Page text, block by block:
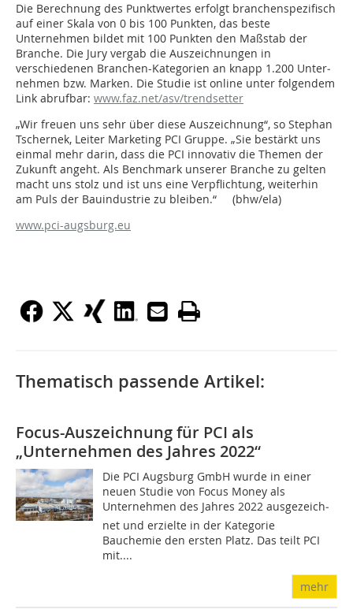
Die Berechnung des Punktwertes erfolgt bran­chenspezifisch
auf einer Skala von 0 bis 100 Punkten, das beste
Unternehmen bildet mit 100 Punkten den Maßstab der
Branche. Die Jury vergab die Aus­zeichnungen in
verschiedenen Branchen-Kategorien an knapp 1.200 Unter­
nehmen bzw. Marken. Die Studie ist online unter folgendem
Link abrufbar: www.faz.net/asv/trendsetter
„Wir freuen uns sehr über diese Auszeichnung“, so Stephan
Tschernek, Leiter Marketing PCI Gruppe. „Sie bestärkt uns
einmal mehr darin, dass die PCI innovativ die Themen der
Zukunft angeht. Als Benchmark unserer Branche zu gelten
macht uns stolz und ist uns eine Verpflichtung, weiterhin
am Puls der Bauindustrie zu bleiben.“ (bhw/ela)
www.pci-augsburg.eu
Thematisch passende Artikel:
Focus-Auszeichnung für PCI als
„Unternehmen des Jahres 2022“
Die PCI Augsburg GmbH wurde in einer
neuen Studie von Focus Money als
Unternehmen des Jahres 2022 ausgezeich­
net und erzielte in der Kategorie
Bauchemie den ersten Platz. Das teilt PCI
mit....
mehr